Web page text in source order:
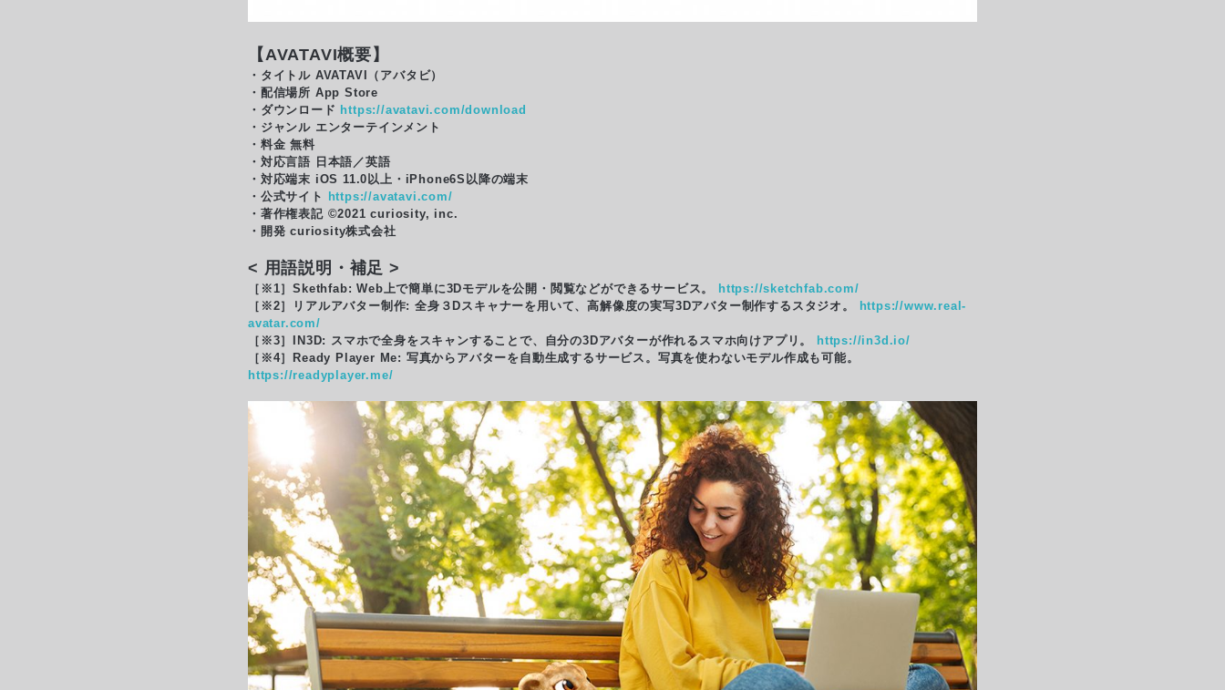
【AVATAVI概要】
・タイトル AVATAVI（アバタビ）
・配信場所 App Store
・ダウンロード https://avatavi.com/download
・ジャンル エンターテインメント
・料金 無料
・対応言語 日本語／英語
・対応端末 iOS 11.0以上・iPhone6S以降の端末
・公式サイト
https://avatavi.com/
・著作権表記 ©️2021 curiosity, inc.
・開発 curiosity株式会社
< 用語説明・補足 >
［※1］Skethfab: Web上で簡単に3Dモデルを公開・閲覧などができるサービス。
https://sketchfab.com/
［※2］リアルアバター制作: 全身３Dスキャナーを用いて、高解像度の実写3Dアバター制作するスタジオ。
https://www.real-
avatar.com/
［※3］IN3D: スマホで全身をスキャンすることで、自分の3Dアバターが作れるスマホ向けアプリ。
https://in3d.io/
［※4］Ready Player Me: 写真からアバターを自動生成するサービス。写真を使わないモデル作成も可能。
https://readyplayer.me/